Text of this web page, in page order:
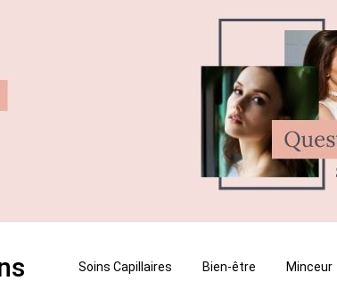
Soins Capillaires Bien-être Minceur